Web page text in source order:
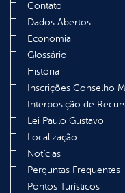
Contato
Dados Abertos
Economia
Glossário
História
Inscrições Conselho
Interposição de
Lei Paulo Gustavo
Localização
Notícias
Perguntas Frequentes
Pontos Turísticos